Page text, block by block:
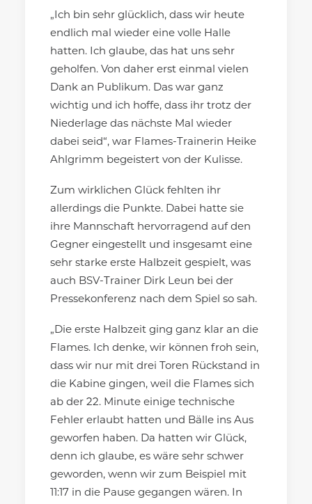
„Ich bin sehr glücklich, dass wir heute
endlich mal wieder eine volle Halle
hatten. Ich glaube, das hat uns sehr
geholfen. Von daher erst einmal vielen
Dank an Publikum. Das war ganz
wichtig und ich hoffe, dass ihr trotz der
Niederlage das nächste Mal wieder
dabei seid“, war Flames-Trainerin Heike
Ahlgrimm begeistert von der Kulisse.
Zum wirklichen Glück fehlten ihr
allerdings die Punkte. Dabei hatte sie
ihre Mannschaft hervorragend auf den
Gegner eingestellt und insgesamt eine
sehr starke erste Halbzeit gespielt, was
auch BSV-Trainer Dirk Leun bei der
Pressekonferenz nach dem Spiel so sah.
„Die erste Halbzeit ging ganz klar an die
Flames. Ich denke, wir können froh sein,
dass wir nur mit drei Toren Rückstand in
die Kabine gingen, weil die Flames sich
ab der 22. Minute einige technische
Fehler erlaubt hatten und Bälle ins Aus
geworfen haben. Da hatten wir Glück,
denn ich glaube, es wäre sehr schwer
geworden, wenn wir zum Beispiel mit
11:17 in die Pause gegangen wären. In